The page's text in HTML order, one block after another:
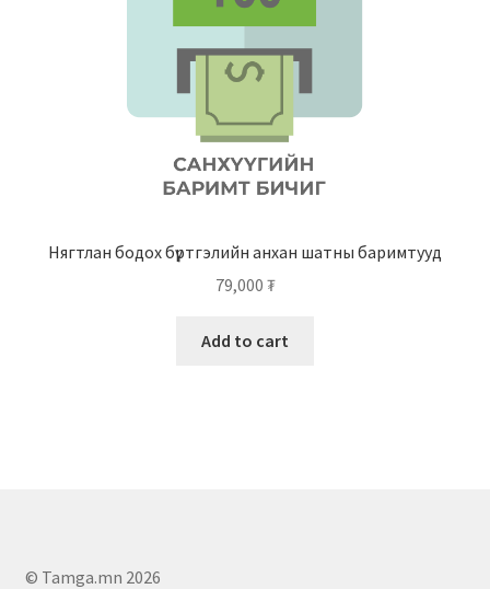
Нягтлан бодох бүртгэлийн анхан шатны баримтууд
79,000 ₮
Add to cart
© Tamga.mn 2026